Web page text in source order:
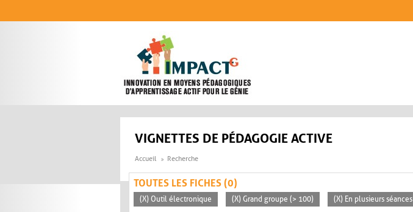
VIGNETTES DE PÉDAGOGIE ACTIVE
Accueil Recherche
TOUTES LES FICHES (0)
(X) Outil électronique (X) Grand groupe (> 100) (X) En plusieurs séances